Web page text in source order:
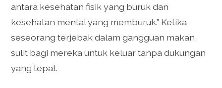
antara kesehatan fisik yang buruk dan
kesehatan mental yang memburuk.” Ketika
seseorang terjebak dalam gangguan makan,
sulit bagi mereka untuk keluar tanpa dukungan
yang tepat.